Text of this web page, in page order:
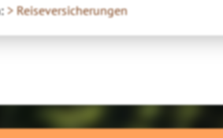
> Reiseversicherungen